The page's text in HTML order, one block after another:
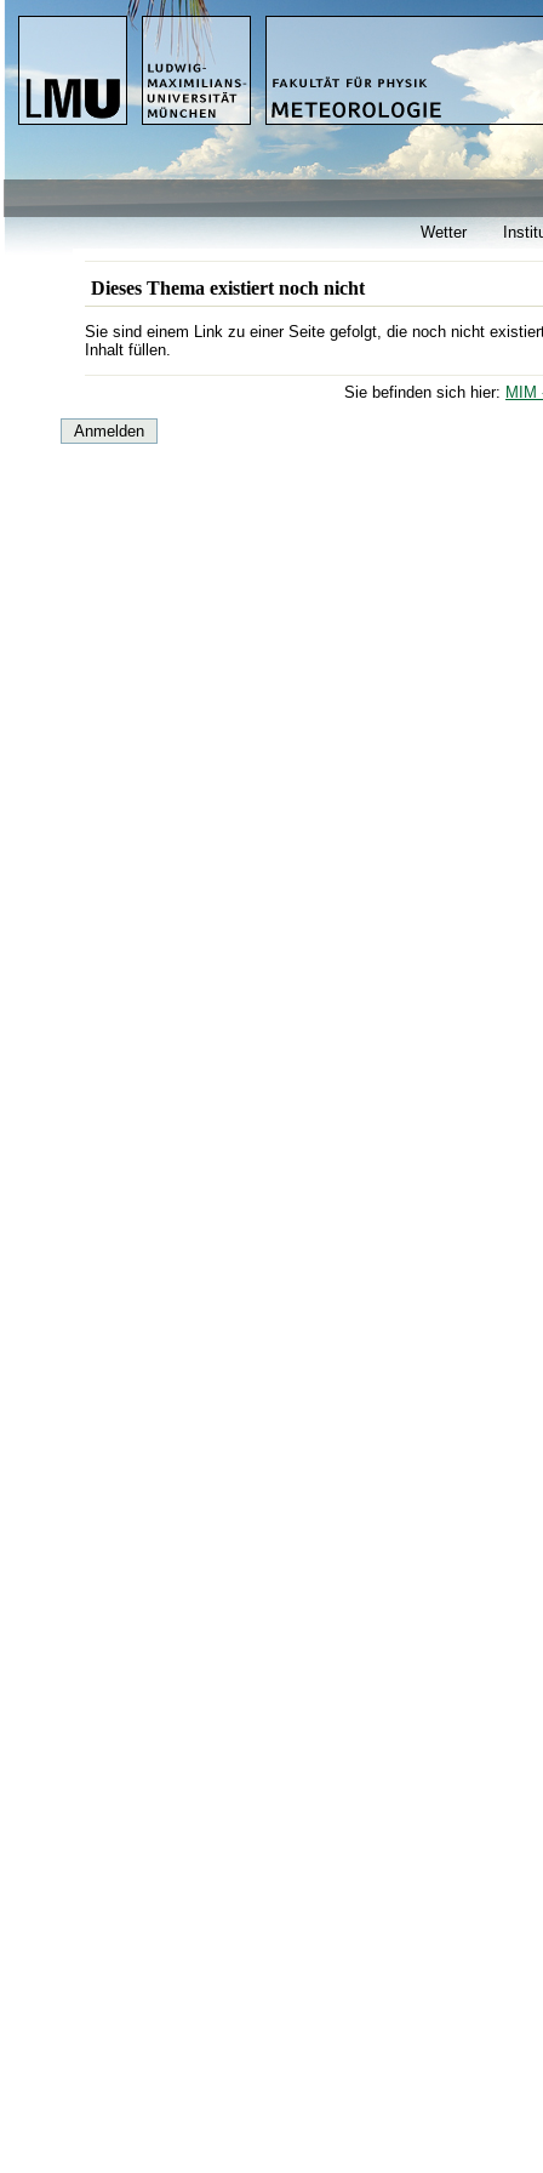
Wetter
Dieses Thema existiert noch nicht
Sie sind einem Link zu einer Seite gefolgt, die noch nicht
Inhalt füllen.
Sie befinden sich hier: MIM
Anmelden